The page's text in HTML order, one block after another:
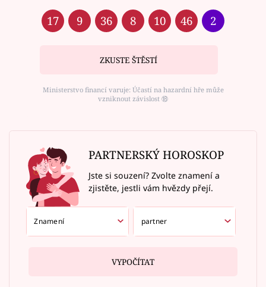
17 9 36 8 10 46 2
ZKUSTE ŠTĚSTÍ
Ministerstvo financí varuje: Účastí na hazardní hře může
vzniknout závislost ⑱
PARTNERSKÝ HOROSKOP
Jste si souzení? Zvolte znamení a
zjistěte, jestli vám hvězdy přejí.
VYPOČÍTAT